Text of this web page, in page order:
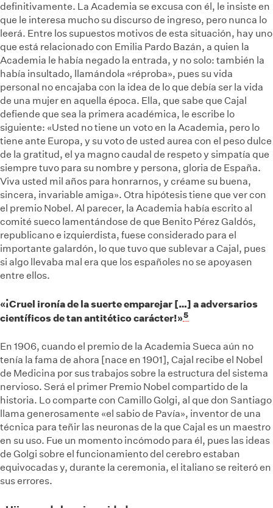
definitivamente. La Academia se excusa con él, le insiste en
que le interesa mucho su discurso de ingreso, pero nunca lo
leerá. Entre los supuestos motivos de esta situación, hay uno
que está relacionado con Emilia Pardo Bazán, a quien la
Academia le había negado la entrada, y no solo: también la
había insultado, llamándola «réproba», pues su vida
personal no encajaba con la idea de lo que debía ser la vida
de una mujer en aquella época. Ella, que sabe que Cajal
defiende que sea la primera académica, le escribe lo
siguiente: «Usted no tiene un voto en la Academia, pero lo
tiene ante Europa, y su voto de usted aurea con el peso dulce
de la gratitud, el ya magno caudal de respeto y simpatía que
siempre tuvo para su nombre y persona, gloria de España.
Viva usted mil años para honrarnos, y créame su buena,
sincera, invariable amiga». Otra hipótesis tiene que ver con
el premio Nobel. Al parecer, la Academia había escrito al
comité sueco lamentándose de que Benito Pérez Galdós,
republicano e izquierdista, fuese considerado para el
importante galardón, lo que tuvo que sublevar a Cajal, pues
si algo llevaba mal era que los españoles no se apoyasen
entre ellos.
«¡Cruel ironía de la suerte emparejar […] a adversarios
científicos de tan antitético carácter!»5
En 1906, cuando el premio de la Academia Sueca aún no
tenía la fama de ahora [nace en 1901], Cajal recibe el Nobel
de Medicina por sus trabajos sobre la estructura del sistema
nervioso. Será el primer Premio Nobel compartido de la
historia. Lo comparte con Camillo Golgi, al que don Santiago
llama generosamente «el sabio de Pavía», inventor de una
técnica para teñir las neuronas de la que Cajal es un maestro
en su uso. Fue un momento incómodo para él, pues las ideas
de Golgi sobre el funcionamiento del cerebro estaban
equivocadas y, durante la ceremonia, el italiano se reiteró en
sus errores.